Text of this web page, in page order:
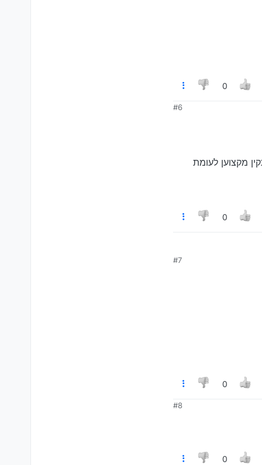
0
#6
הגיוני שיעלה לי מעל 1000 שקל אצל מתקין מקצוען לעומת
0
#7
0
#8
0